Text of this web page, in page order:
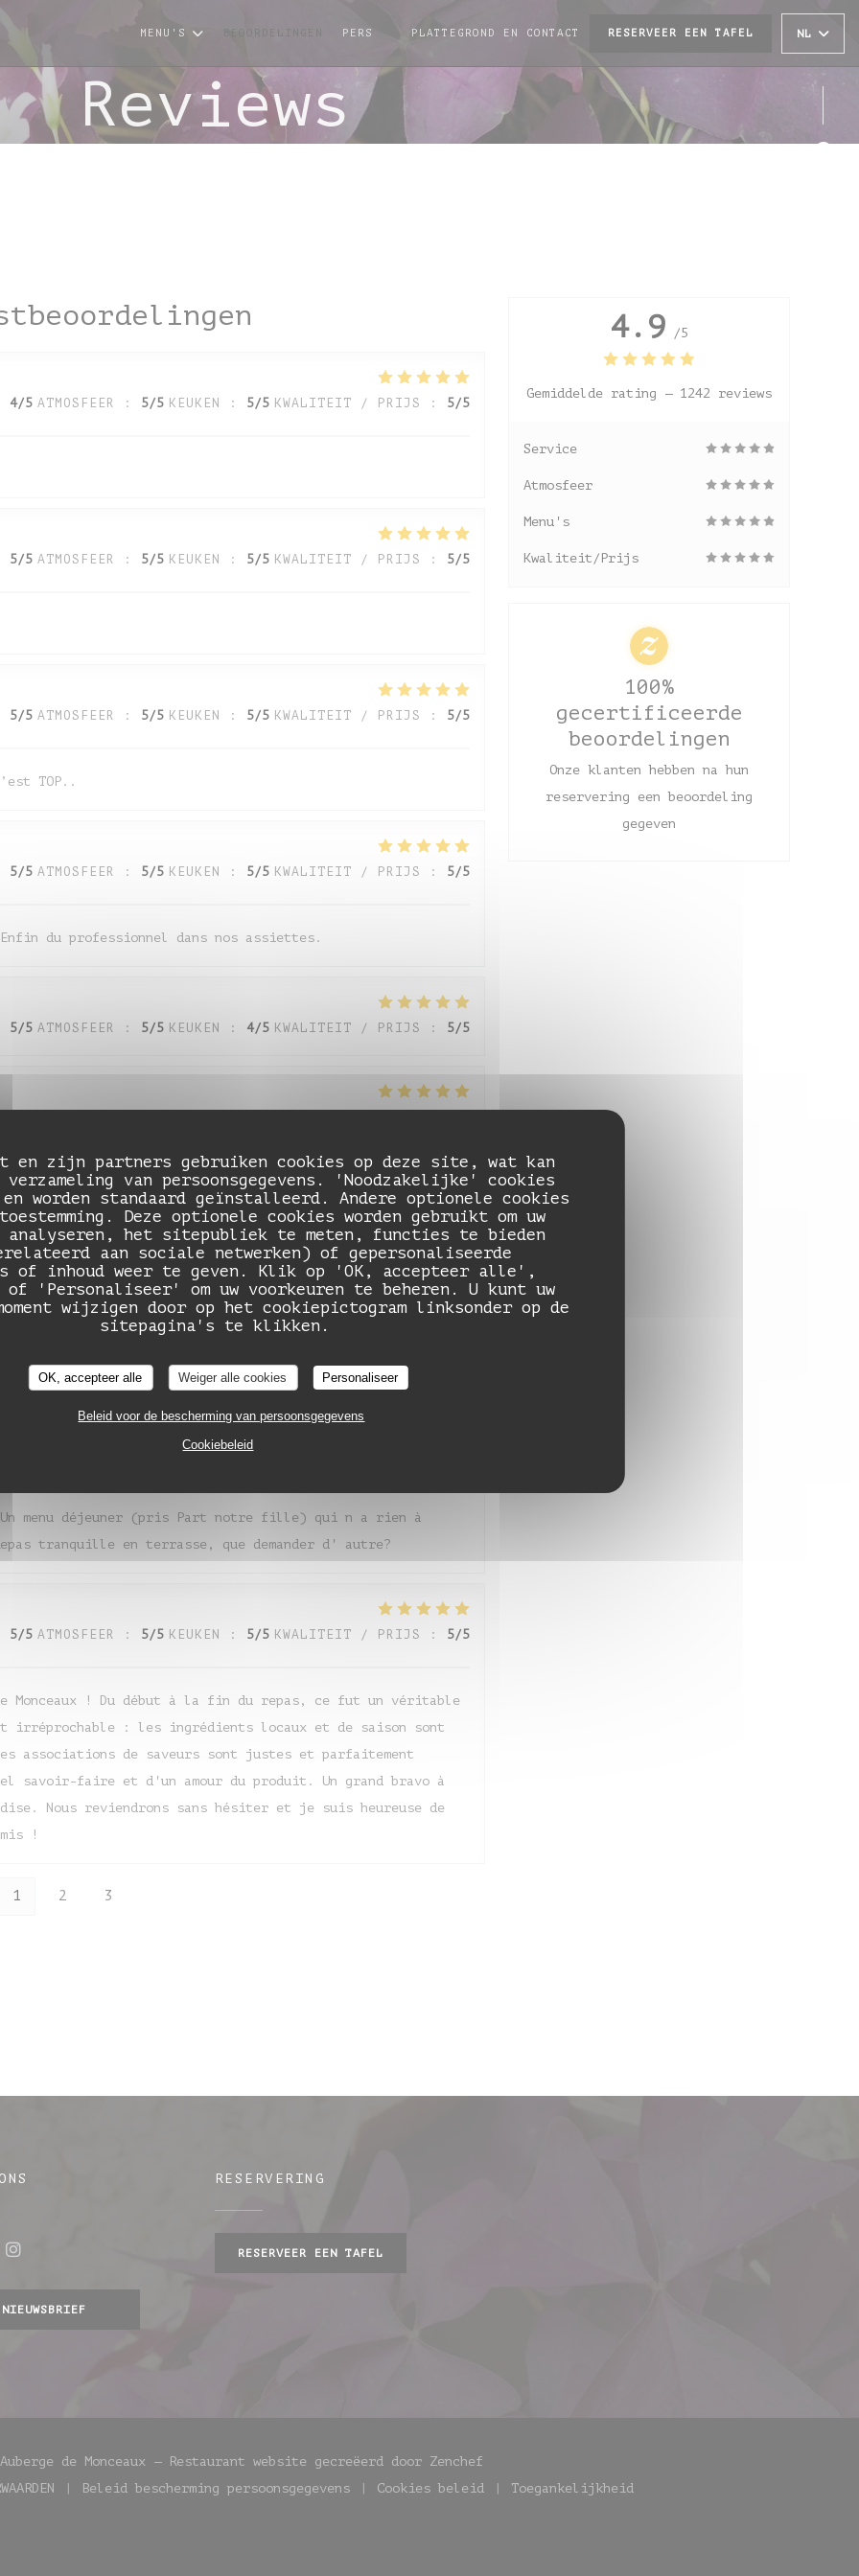
en zijn partners gebruiken cookies op deze site, wat kan
van persoonsgegevens. 'Noodzakelijke' cookies
worden standaard geïnstalleerd. Andere optionele cookies
Deze optionele cookies worden gebruikt om uw
het sitepubliek te meten, functies te bieden
aan sociale netwerken) of gepersonaliseerde
of inhoud weer te geven. Klik op 'OK, accepteer alle',
'Personaliseer' om uw voorkeuren te beheren. U kunt uw
wijzigen door op het cookiepictogram linksonder op de
sitepagina's te klikken.
OK, accepteer alle Weiger alle cookies Personaliseer
Beleid voor de bescherming van persoonsgegevens
Cookiebeleid
MENU'S PERS PLATTEGROND EN CONTACT RESERVEER EEN TAFEL NL
Reviews
4/5 ATMOSFEER : 5/5 KEUKEN : 5/5 KWALITEIT / PRIJS : 5/5
5/5 ATMOSFEER : 5/5 KEUKEN : 5/5 KWALITEIT / PRIJS : 5/5
5/5 ATMOSFEER : 5/5 KEUKEN : 5/5 KWALITEIT / PRIJS : 5/5
TOP..
5/5 ATMOSFEER : 5/5 KEUKEN : 5/5 KWALITEIT / PRIJS : 5/5
du professionnel dans nos assiettes.
5/5 ATMOSFEER : 5/5 KEUKEN : 4/5 KWALITEIT / PRIJS : 5/5
5 /5 ATMOSFEER: 5/5 KEUKEN: 5/5 KWALITEIT / PRIJS: 5/5
5/5 ATMOSFEER: 5/5 KEUKEN : 5/5 KWALITEIT / PRIJS: 5/5
est super et personnel au top
KEUKEN: 5
menu déjeuner (pris Part notre fille) qui n a rien à
tranquille en terrasse, que demander d' autre?
5/5 ATMOSFEER : 5/5 KEUKEN : 5/5 KWALITEIT / PRIJS : 5/5
Monceaux ! Du début à la fin du repas, ce fut un véritable
irréprochable : les ingrédients locaux et de saison sont
associations de saveurs sont justes et parfaitement
savoir-faire et d'un amour du produit. Un grand bravo à
Nous reviendrons sans hésiter et je suis heureuse de
!
1 2 3
4.9 /5
Gemiddelde rating — 1242 reviews
Service
Atmosfeer
Menu's
Kwaliteit/Prijs
100%
gecertificeerde
beoordelingen
Onze klanten hebben na hun
reservering een beoordeling
gegeven
venster))
NIEUWSBRIEF
RESERVERING
RESERVEER EEN TAFEL
de Monceaux — Restaurant website gecreëerd door Zenchef
((opent in een nieuw venster))
Beleid bescherming persoonsgegevens
((opent in een nieuw venster))
Cookies beleid
((opent in een nieuw venster))
Toegankelijkheid
((opent in een nieuw venster))
Auberge de Monceaux